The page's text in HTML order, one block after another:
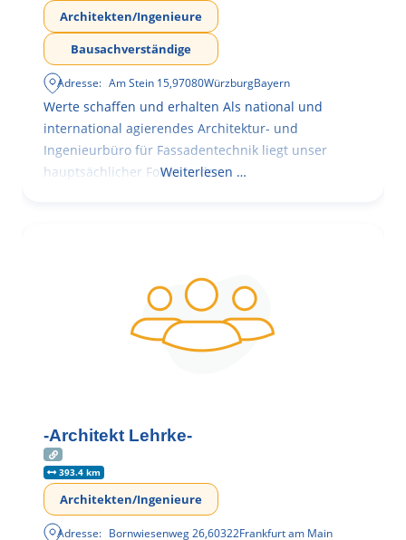
Architekten/Ingenieure
Bausachverständige
Adresse: Am Stein 15,97080WürzburgBayern
Werte schaffen und erhalten Als national und
international agierendes Architektur- und
Ingenieurbüro für Fassadentechnik liegt unser
hauptsächlicher Fokus in der
Weiterlesen …
-Architekt Lehrke-
393.4 km
Architekten/Ingenieure
Adresse: Bornwiesenweg 26,60322Frankfurt am Main